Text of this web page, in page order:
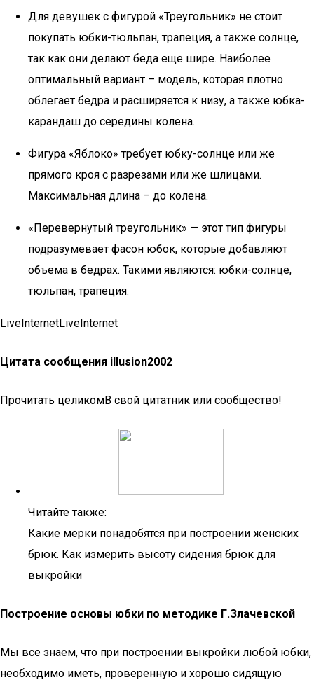
Для девушек с фигурой «Треугольник» не стоит
покупать юбки-тюльпан, трапеция, а также солнце,
так как они делают беда еще шире. Наиболее
оптимальный вариант – модель, которая плотно
облегает бедра и расширяется к низу, а также юбка-
карандаш до середины колена.
Фигура «Яблоко» требует юбку-солнце или же
прямого кроя с разрезами или же шлицами.
Максимальная длина – до колена.
«Перевернутый треугольник» — этот тип фигуры
подразумевает фасон юбок, которые добавляют
объема в бедрах. Такими являются: юбки-солнце,
тюльпан, трапеция.
LiveInternetLiveInternet
Цитата сообщения illusion2002
Прочитать целикомВ свой цитатник или сообщество!
Читайте также:
Какие мерки понадобятся при построении женских
брюк. Как измерить высоту сидения брюк для
выкройки
Построение основы юбки по методике Г.Злачевской
Мы все знаем, что при построении выкройки любой юбки,
необходимо иметь, проверенную и хорошо сидящую